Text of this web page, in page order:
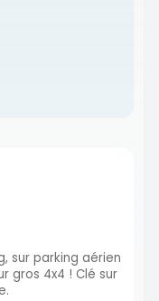
sur parking aérien
gros 4x4 ! Clé sur